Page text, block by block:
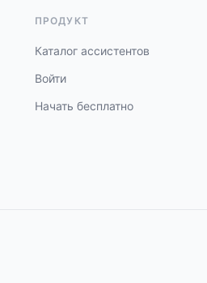
ПРОДУКТ
Каталог ассистентов
Войти
Начать бесплатно